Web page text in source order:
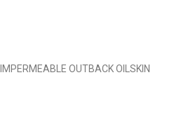
OUTBACK OILSKIN